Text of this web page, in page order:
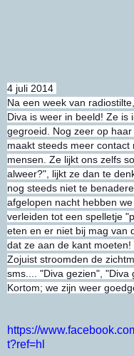
4 juli 2014
Na een week van
Diva is weer in beeld! Ze is
gegroeid. Nog zeer op
maakt steeds meer
mensen. Ze lijkt ons zelfs
alweer?", lijkt ze dan te
nog steeds niet te
afgelopen nacht hebben
verleiden tot een spelletje
eten en er niet bij mag van
dat ze aan de kant moeten!
Zojuist stroomden de
sms.... "Diva gezien", "Diva
Kortom; we zijn weer
https://
t?ref=hl